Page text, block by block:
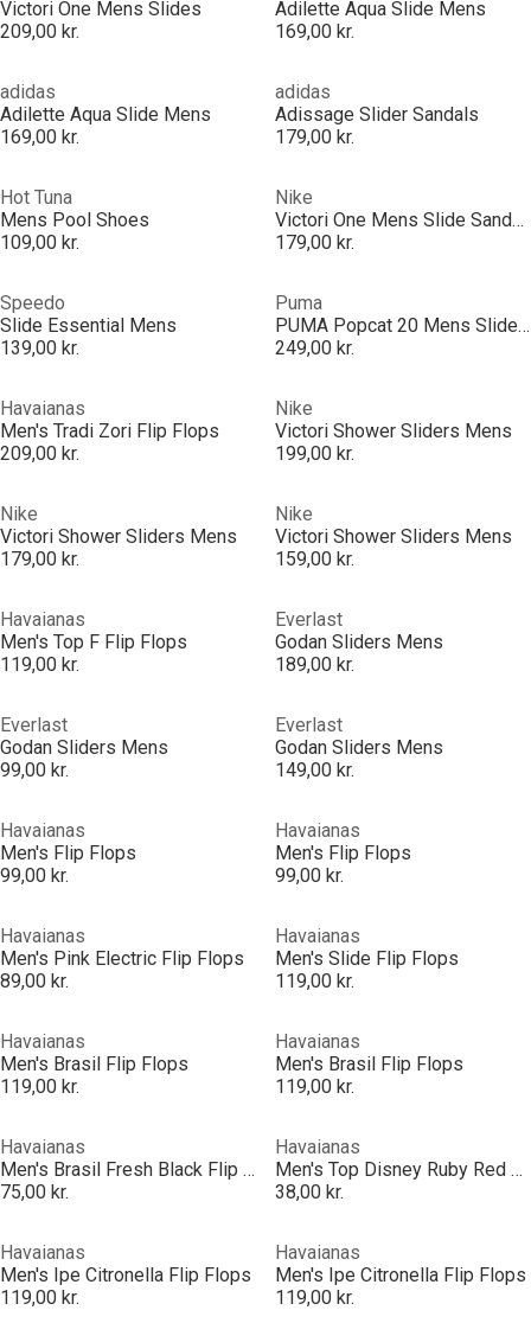
Victori One Mens Slides
209,00 kr.
Adilette Aqua Slide Mens
169,00 kr.
adidas
Adilette Aqua Slide Mens
169,00 kr.
adidas
Adissage Slider Sandals
179,00 kr.
Hot Tuna
Mens Pool Shoes
109,00 kr.
Nike
Victori One Mens Slide Sandals
179,00 kr.
Speedo
Slide Essential Mens
139,00 kr.
Puma
PUMA Popcat 20 Mens Slide Sandals
249,00 kr.
Havaianas
Men's Tradi Zori Flip Flops
209,00 kr.
Nike
Victori Shower Sliders Mens
199,00 kr.
Nike
Victori Shower Sliders Mens
179,00 kr.
Nike
Victori Shower Sliders Mens
159,00 kr.
Havaianas
Men's Top F Flip Flops
119,00 kr.
Everlast
Godan Sliders Mens
189,00 kr.
Everlast
Godan Sliders Mens
99,00 kr.
Everlast
Godan Sliders Mens
149,00 kr.
Havaianas
Men's Flip Flops
99,00 kr.
Havaianas
Men's Flip Flops
99,00 kr.
Havaianas
Men's Pink Electric Flip Flops
89,00 kr.
Havaianas
Men's Slide Flip Flops
119,00 kr.
Havaianas
Men's Brasil Flip Flops
119,00 kr.
Havaianas
Men's Brasil Flip Flops
119,00 kr.
Havaianas
Men's Brasil Fresh Black Flip Flops
75,00 kr.
Havaianas
Men's Top Disney Ruby Red and Black Flip Flops
38,00 kr.
Havaianas
Men's Ipe Citronella Flip Flops
119,00 kr.
Havaianas
Men's Ipe Citronella Flip Flops
119,00 kr.